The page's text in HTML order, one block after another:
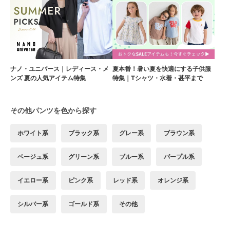
ナノ・ユニバース｜レディース・メ
ンズ 夏の人気アイテム特集
夏本番！暑い夏を快適にする子供服
特集｜Tシャツ・水着・甚平まで
その他パンツを色から探す
ホワイト系 ブラック系 グレー系 ブラウン系
ベージュ系 グリーン系 ブルー系 パープル系
イエロー系 ピンク系 レッド系 オレンジ系
シルバー系 ゴールド系 その他